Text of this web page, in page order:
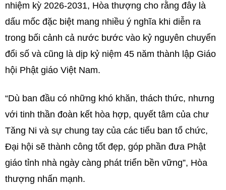
nhiệm kỳ 2026-2031, Hòa thượng cho rằng đây là
dấu mốc đặc biệt mang nhiều ý nghĩa khi diễn ra
trong bối cảnh cả nước bước vào kỷ nguyên chuyển
đổi số và cũng là dịp kỷ niệm 45 năm thành lập Giáo
hội Phật giáo Việt Nam.
“Dù ban đầu có những khó khăn, thách thức, nhưng
với tinh thần đoàn kết hòa hợp, quyết tâm của chư
Tăng Ni và sự chung tay của các tiểu ban tổ chức,
Đại hội sẽ thành công tốt đẹp, góp phần đưa Phật
giáo tỉnh nhà ngày càng phát triển bền vững”, Hòa
thượng nhấn mạnh.